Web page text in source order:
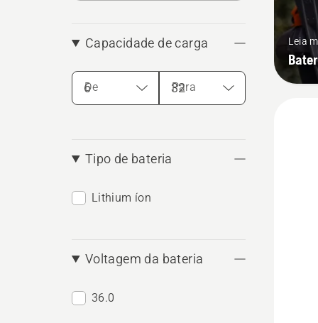
Capacidade de carga
De Para
Tipo de bateria
Lithium íon
Voltagem da bateria
36.0
Leia